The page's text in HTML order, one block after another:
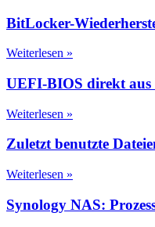
BitLocker-
Weiterlesen »
UEFI-BIOS direkt aus
Weiterlesen »
Zuletzt benutzte
Weiterlesen »
Synology NAS: